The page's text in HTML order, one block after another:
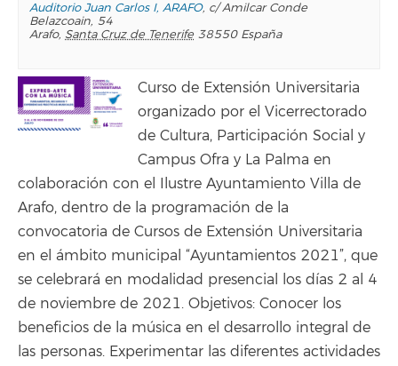
Auditorio Juan Carlos I, ARAFO, c/ Amilcar Conde
Belazcoain, 54
Arafo, Santa Cruz de Tenerife 38550 España
Curso de Extensión Universitaria
organizado por el Vicerrectorado
de Cultura, Participación Social y
Campus Ofra y La Palma en
colaboración con el Ilustre Ayuntamiento Villa de
Arafo, dentro de la programación de la
convocatoria de Cursos de Extensión Universitaria
en el ámbito municipal “Ayuntamientos 2021”, que
se celebrará en modalidad presencial los días 2 al 4
de noviembre de 2021. Objetivos: Conocer los
beneficios de la música en el desarrollo integral de
las personas. Experimentar las diferentes actividades